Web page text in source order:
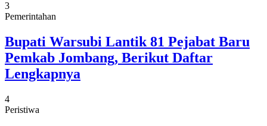
3
Pemerintahan
Bupati Warsubi Lantik 81 Pejabat Baru
Pemkab Jombang, Berikut Daftar
Lengkapnya
4
Peristiwa